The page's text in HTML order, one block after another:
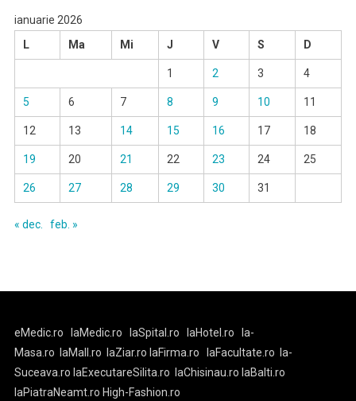
ianuarie 2026
L
Ma Mi J V S D
1 2 3 4
5 6 7 8 9 10 11
12 13 14 15 16 17 18
19 20 21 22 23 24 25
26 27 28 29 30 31
« dec. feb. »
eMedic.ro laMedic.ro laSpital.ro laHotel.ro
la-
Masa.ro
laMall.ro laZiar.ro laFirma.ro laFacultate.ro
la-
Suceava.ro laExecutareSilita.ro laChisinau.ro laBalti.ro
laPiatraNeamt.ro High-Fashion.ro